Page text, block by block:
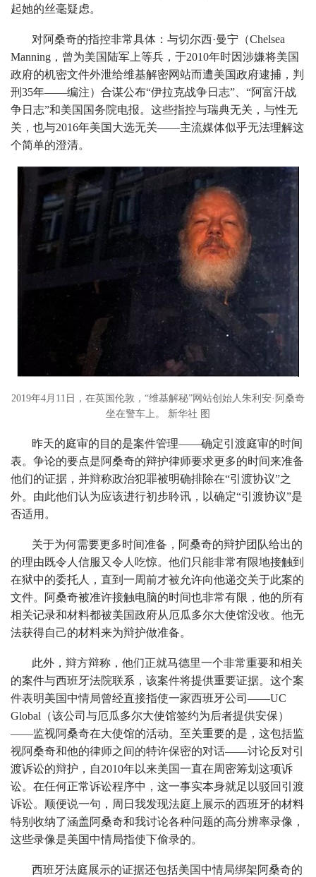
起她的丝毫疑虑。
对阿桑奇的指控非常具体：与切尔西·曼宁（Chelsea
Manning，曾为美国陆军上等兵，于2010年时因涉嫌将美国
政府的机密文件外泄给维基解密网站而遭美国政府逮捕，判
刑35年——编注）合谋公布“伊拉克战争日志”、“阿富汗战
争日志”和美国国务院电报。这些指控与瑞典无关，与性无
关，也与2016年美国大选无关——主流媒体似乎无法理解这
个简单的澄清。
2019年4月11日，在英国伦敦，“维基解秘”网站创始人朱利安·阿桑奇
坐在警车上。 新华社 图
昨天的庭审的目的是案件管理——确定引渡庭审的时间
表。争论的要点是阿桑奇的辩护律师要求更多的时间来准备
他们的证据，并辩称政治犯罪被明确排除在“引渡协议”之
外。由此他们认为应该进行初步聆讯，以确定“引渡协议”是
否适用。
关于为何需要更多时间准备，阿桑奇的辩护团队给出的
的理由既令人信服又令人吃惊。他们只能非常有限地接触到
在狱中的委托人，直到一周前才被允许向他递交关于此案的
文件。阿桑奇被准许接触电脑的时间也非常有限，他的所有
相关记录和材料都被美国政府从厄瓜多尔大使馆没收。他无
法获得自己的材料来为辩护做准备。
此外，辩方辩称，他们正就马德里一个非常重要和相关
的案件与西班牙法院联系，该案件将提供重要证据。这个案
件表明美国中情局曾经直接指使一家西班牙公司——UC
Global（该公司与厄瓜多尔大使馆签约为后者提供安保）
——监视阿桑奇在大使馆的活动。至关重要的是，这包括监
视阿桑奇和他的律师之间的特许保密的对话——讨论反对引
渡诉讼的辩护，自2010年以来美国一直在周密筹划这项诉
讼。在任何正常诉讼程序中，这一事实本身就足以驳回引渡
诉讼。顺便说一句，周日我发现法庭上展示的西班牙的材料
特别收纳了涵盖阿桑奇和我讨论各种问题的高分辨率录像，
这些录像是美国中情局指使下偷录的。
西班牙法庭展示的证据还包括美国中情局绑架阿桑奇的